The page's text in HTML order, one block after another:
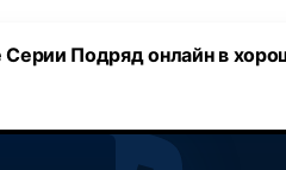
Она пытается
даже не верят что
Подряд онлайн в